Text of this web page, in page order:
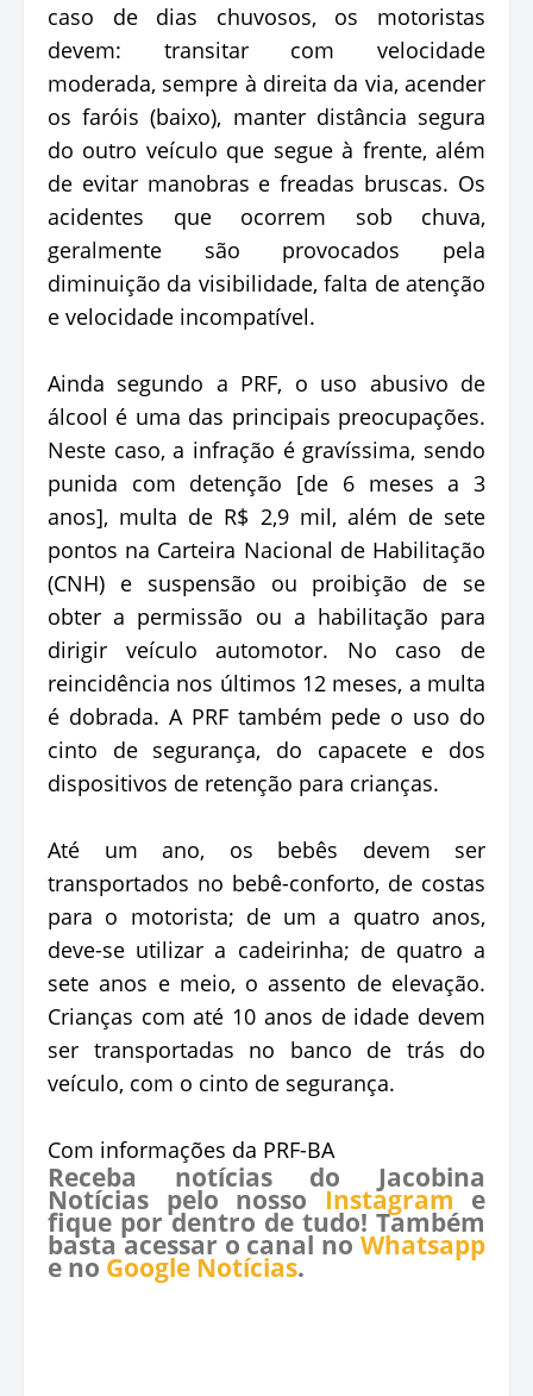
caso de dias chuvosos, os motoristas
devem: transitar com velocidade
moderada, sempre à direita da via, acender
os faróis (baixo), manter distância segura
do outro veículo que segue à frente, além
de evitar manobras e freadas bruscas. Os
acidentes que ocorrem sob chuva,
geralmente são provocados pela
diminuição da visibilidade, falta de atenção
e velocidade incompatível.
Ainda segundo a PRF, o uso abusivo de
álcool é uma das principais preocupações.
Neste caso, a infração é gravíssima, sendo
punida com detenção [de 6 meses a 3
anos], multa de R$ 2,9 mil, além de sete
pontos na Carteira Nacional de Habilitação
(CNH) e suspensão ou proibição de se
obter a permissão ou a habilitação para
dirigir veículo automotor. No caso de
reincidência nos últimos 12 meses, a multa
é dobrada. A PRF também pede o uso do
cinto de segurança, do capacete e dos
dispositivos de retenção para crianças.
Até um ano, os bebês devem ser
transportados no bebê-conforto, de costas
para o motorista; de um a quatro anos,
deve-se utilizar a cadeirinha; de quatro a
sete anos e meio, o assento de elevação.
Crianças com até 10 anos de idade devem
ser transportadas no banco de trás do
veículo, com o cinto de segurança.
Com informações da PRF-BA
Receba notícias do Jacobina
Notícias pelo nosso Instagram e
fique por dentro de tudo! Também
basta acessar o canal no Whatsapp
e no Google Notícias.